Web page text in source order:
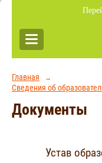
Главная →
Сведения об
Документы
Устав